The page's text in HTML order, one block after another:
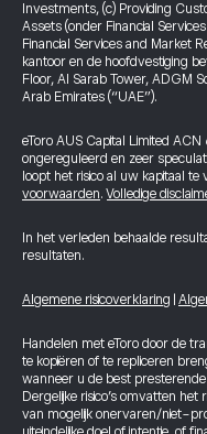
Investments, (c) Providing
Assets (onder Financial
Financial Services and Market
kantoor en de hoofdvestiging
Floor, Al Sarab Tower, ADGM
Arab Emirates (“UAE”).
eToro AUS Capital Limited
ongereguleerd en zeer
loopt het risico al uw kapitaal te
voorwaarden.Volledige
In het verleden behaalde
resultaten.
Algemene risicoverklaring
Handelen met eToro door de
te kopiëren of te repliceren
wanneer u de best
Dergelijke risico’s omvatten
van mogelijk onervaren/niet-